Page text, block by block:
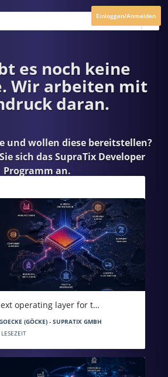
Einloggen/Anmelden
es noch keine
Wir arbeiten mit
daran.
und wollen diese bereitstellen?
sich dasSupraTix Developer
Programman.
operating layer for t…
(GÖCKE) - SUPRATIX GMBH